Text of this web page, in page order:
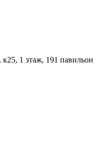
1 этаж, 191 павильон